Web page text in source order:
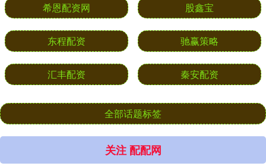
希恩配资网 股鑫宝
东程配资 驰赢策略
汇丰配资 秦安配资
全部话题标签
关注 配配网